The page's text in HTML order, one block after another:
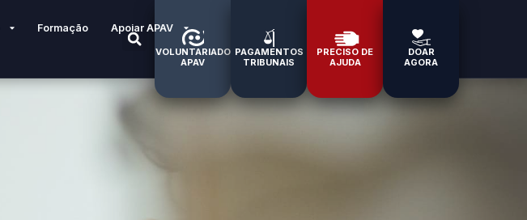
Formação Apoiar APAV
VOLUNTARIADO
APAV
PAGAMENTOS
TRIBUNAIS
PRECISO DE
AJUDA
DOAR
AGORA